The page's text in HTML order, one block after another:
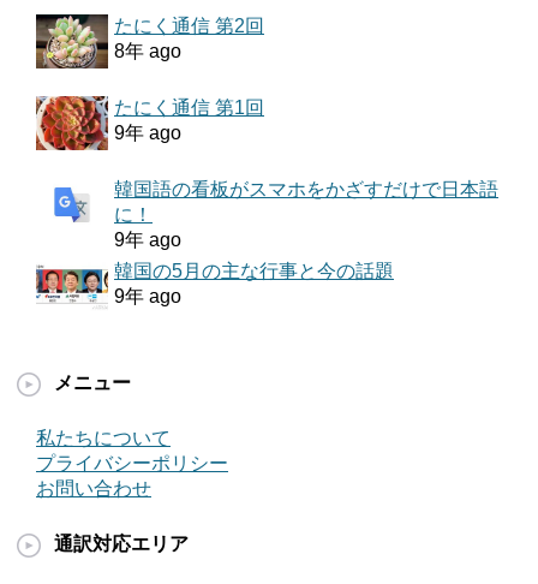
たにく通信 第2回
8年 ago
たにく通信 第1回
9年 ago
韓国語の看板がスマホをかざすだけで日本語
に！
9年 ago
韓国の5月の主な行事と今の話題
9年 ago
メニュー
私たちについて
プライバシーポリシー
お問い合わせ
通訳対応エリア